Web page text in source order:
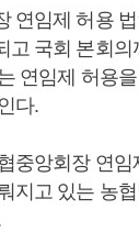
연임제 허용
고 국회 본회의
연임제 허용
다.
중앙회장 연
지고 있는 농